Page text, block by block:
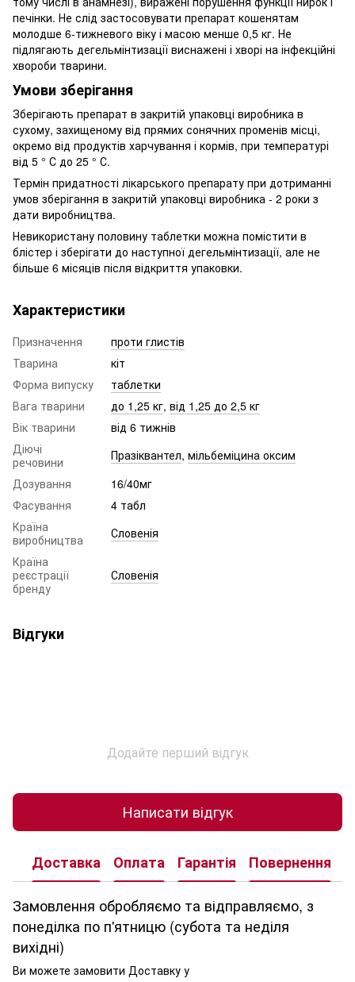
печінки. Не слід застосовувати препарат кошенятам
молодше 6-тижневого віку і масою менше 0,5 кг. Не
підлягають дегельмінтизації виснажені і хворі на інфекційні
хвороби тварини.
Умови зберігання
Зберігають препарат в закритій упаковці виробника в
сухому, захищеному від прямих сонячних променів місці,
окремо від продуктів харчування і кормів, при температурі
від 5 ° С до 25 ° С.
Термін придатності лікарського препарату при дотриманні
умов зберігання в закритій упаковці виробника - 2 роки з
дати виробництва.
Невикористану половину таблетки можна помістити в
блістер і зберігати до наступної дегельмінтизації, але не
більше 6 місяців після відкриття упаковки.
Характеристики
Призначення
проти глистів
Тварина
кіт
Форма випуску
таблетки
Вага тварини
до 1,25 кг, від 1,25 до 2,5 кг
Вік тварини
від 6 тижнів
Діючі
речовини
Празіквантел, мільбеміцина оксим
Дозування
16/40мг
Фасування
4 табл
Країна
виробництва
Словенія
Країна
реєстрації
бренду
Словенія
Відгуки
Додайте перший відгук
Написати відгук
Доставка Оплата Гарантія Повернення
Замовлення обробляємо та відправляємо, з
понеділка по п'ятницю (субота та неділя
вихідні)
Ви можете замовити Доставку у